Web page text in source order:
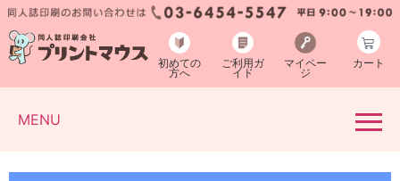
初めての
方へ
ご利用ガ
イド
マイペー
ジ
カート
MENU